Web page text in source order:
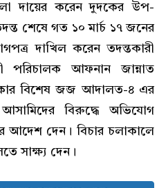
দায়ের করেন দুদকের উপ-
শেষে গত ১০ মার্চ ১৭ জনের
দাখিল করেন তদন্তকারী
পরিচালক আফনান জান্নাত
বিশেষ জজ আদালত-৪ এর
বিরুদ্ধে অভিযোগ
আদেশ দেন। বিচার চলাকালে
সাক্ষ্য দেন।